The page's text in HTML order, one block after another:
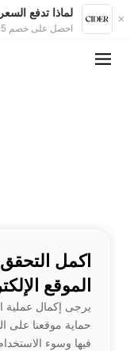
لماذا تدفع
احصل على خصم 15% في التطبيق
اكمل
الموقع
يرجى إكمال عملية
حماية موقعنا على
فيها وسوء